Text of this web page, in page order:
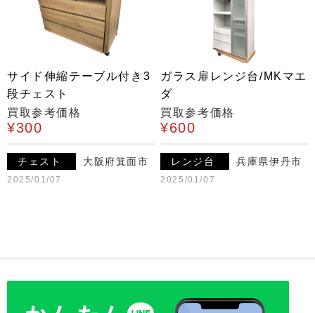
サイド伸縮テーブル付き3
段チェスト
買取参考価格
¥300
チェスト 大阪府箕面市
2025/01/07
ガラス扉レンジ台/MKマエ
ダ
買取参考価格
¥600
レンジ台 兵庫県伊丹市
2025/01/07